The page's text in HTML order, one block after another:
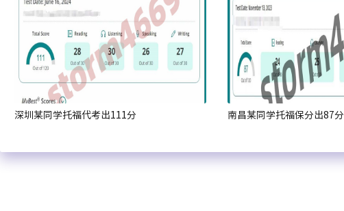
深圳某同学托福代考出111分 南昌某同学托福保分出87分